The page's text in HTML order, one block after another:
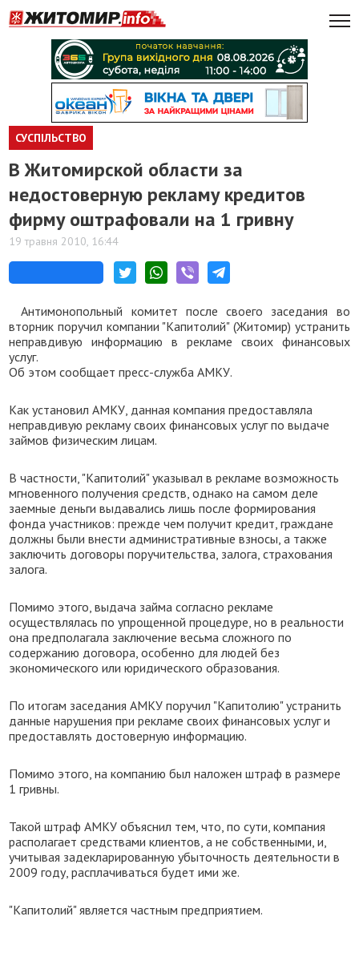
СУСПІЛЬСТВО
В Житомирской области за
недостоверную рекламу кредитов
фирму оштрафовали на 1 гривну
19 травня 2010, 16:44
Антимонопольный комитет после своего заседания во
вторник поручил компании "Капитолий" (Житомир) устранить
неправдивую информацию в рекламе своих финансовых
услуг.
Об этом сообщает пресс-служба АМКУ.
Как установил АМКУ, данная компания предоставляла
неправдивую рекламу своих финансовых услуг по выдаче
займов физическим лицам.
В частности, "Капитолий" указывал в рекламе возможность
мгновенного получения средств, однако на самом деле
заемные деньги выдавались лишь после формирования
фонда участников: прежде чем получит кредит, граждане
должны были внести административные взносы, а также
заключить договоры поручительства, залога, страхования
залога.
Помимо этого, выдача займа согласно рекламе
осуществлялась по упрощенной процедуре, но в реальности
она предполагала заключение весьма сложного по
содержанию договора, особенно для людей без
экономического или юридического образования.
По итогам заседания АМКУ поручил "Капитолию" устранить
данные нарушения при рекламе своих финансовых услуг и
предоставлять достоверную информацию.
Помимо этого, на компанию был наложен штраф в размере
1 гривны.
Такой штраф АМКУ объяснил тем, что, по сути, компания
располагает средствами клиентов, а не собственными, и,
учитывая задекларированную убыточность деятельности в
2009 году, расплачиваться будет ими же.
"Капитолий" является частным предприятием.